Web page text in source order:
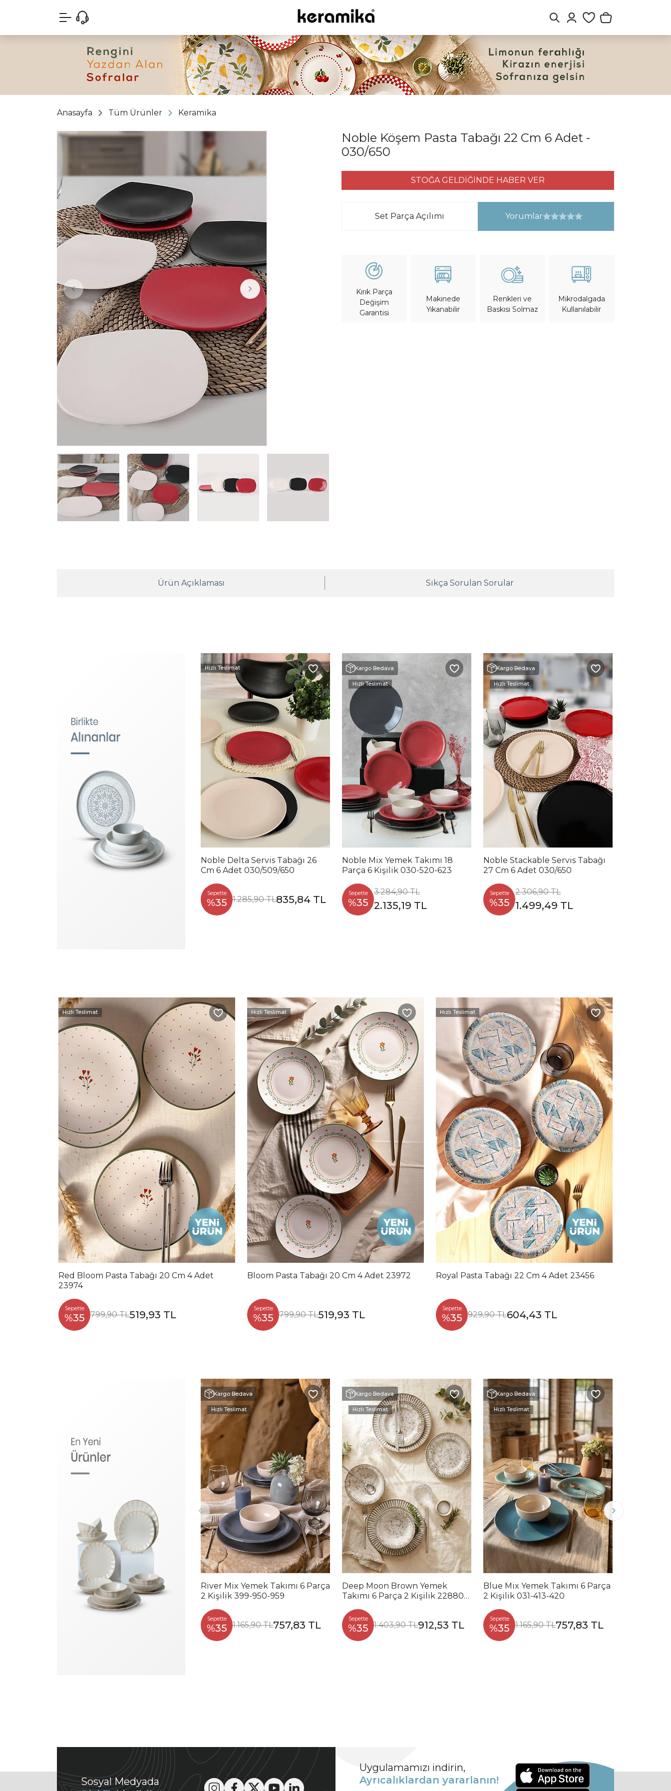
Anasayfa Tüm Ürünler Keramika
Noble Köşem Pasta Tabağı 22 Cm 6 Adet -
030/650
STOĞA GELDİĞİNDE HABER VER
Set Parça Açılımı Yorumlar
Kırık Parça
Değişim
Garantisi
Makinede
Yıkanabilir
Renkleri ve
Baskısı Solmaz
Mikrodalgada
Kullanılabilir
Ürün Açıklaması Sıkça Sorulan Sorular
Hızlı Teslimat
Noble Delta Servis Tabağı 26
Cm 6 Adet 030/509/650
Sepette
%35 1.285,90 TL835,84 TL
Kargo Bedava
Hızlı Teslimat
Noble Mix Yemek Takımı 18
Parça 6 Kişilik 030-520-623
Sepette
%35
3.284,90 TL
2.135,19 TL
Kargo Bedava
Hızlı Teslimat
Noble Stackable Servis Tabağı
27 Cm 6 Adet 030/650
Sepette
%35
2.306,90 TL
1.499,49 TL
Hızlı Teslimat
Red Bloom Pasta Tabağı 20 Cm 4 Adet
23974
Sepette
%35 799,90 TL519,93 TL
Hızlı Teslimat
Bloom Pasta Tabağı 20 Cm 4 Adet 23972
Sepette
%35 799,90 TL519,93 TL
Hızlı Teslimat
Royal Pasta Tabağı 22 Cm 4 Adet 23456
Sepette
%35 929,90 TL604,43 TL
Kargo Bedava
Hızlı Teslimat
River Mix Yemek Takımı 6 Parça
2 Kişilik 399-950-959
Sepette
%35 1.165,90 TL757,83 TL
Kargo Bedava
Hızlı Teslimat
Deep Moon Brown Yemek
Takımı 6 Parça 2 Kişilik 22880-
Sepette
%35 1.403,90 TL912,53 TL
Kargo Bedava
Hızlı Teslimat
Blue Mix Yemek Takımı 6 Parça
2 Kişilik 031-413-420
Sepette
%35 1.165,90 TL757,83 TL
Sosyal Medyada
Uygulamamızı indirin,
Ayrıcalıklardan yararlanın!